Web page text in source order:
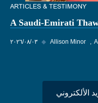
ARTICLES & TESTIMONY
A Saudi-Emirati
٠٣‏/٠٨‏/٢٠٢٦ ◆ Allison Minor
الألكتروني